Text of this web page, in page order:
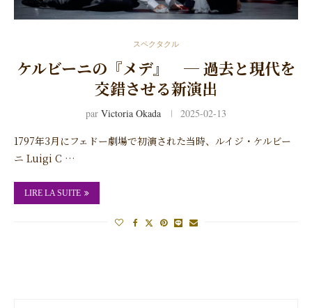
スペクタクル
ケルビーニの『メデ』 ─ 過去と現代を
交錯させる新演出
par Victoria Okada 2025-02-13
1797年3月にフェドー劇場で初演された当時、ルイジ・ケルビー
ニ Luigi C …
LIRE LA SUITE